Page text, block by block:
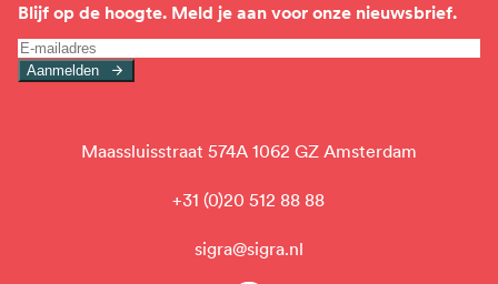
Blijf op de hoogte. Meld je aan voor onze nieuwsbrief.
Aanmelden
Maassluisstraat 574A 1062 GZ Amsterdam
+31 (0)20 512 88 88
sigra@sigra.nl